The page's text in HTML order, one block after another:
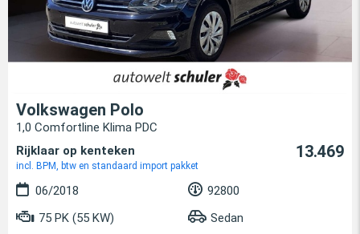
Volkswagen Polo
1,0 Comfortline Klima PDC
Rijklaar op kenteken
incl. BPM, btw en standaard import pakket
13.469
06/2018
92800
75 PK (55 KW)
Sedan